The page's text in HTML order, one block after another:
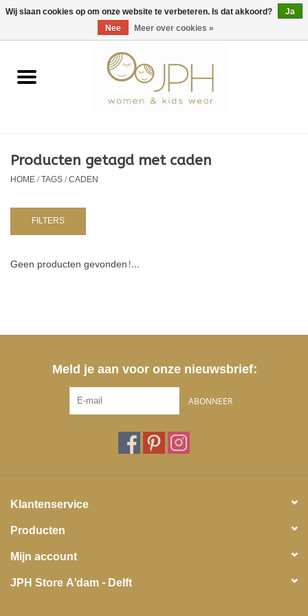
EUR/GBP/USD 0 Artikelen - €0,00
Home
Kids
NURSERY / TABLEWARE
Producten getagd met caden
HOME/TAGS/CADEN
FILTERS
Geen producten gevonden!...
Meld je aan voor onze nieuwsbrief:
ABONNEER
Klantenservice
Producten
Mijn account
JPH Store A'dam - Delft
Wij slaan cookies op om onze website te verbeteren. Is dat akkoord?
Ja
Nee
Meer over cookies »